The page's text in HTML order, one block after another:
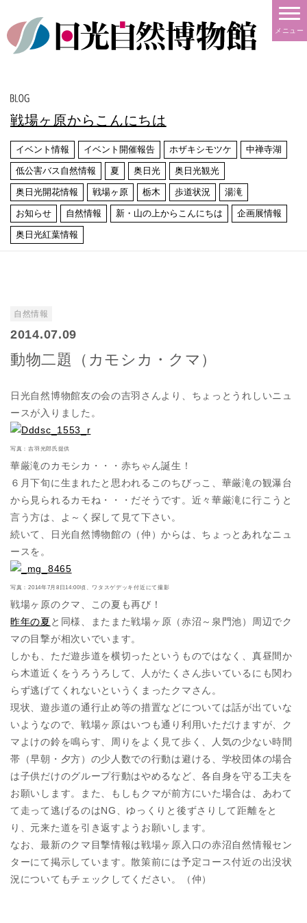
メニュー
戦場ヶ原からこんにちは
イベント情報 イベント開催報告 ホザキシモツケ 中禅寺湖
低公害バス自然情報 夏 奥日光 奥日光観光
奥日光開花情報 戦場ヶ原 栃木 歩道状況 湯滝
お知らせ 自然情報 新・山の上からこんにちは 企画展情報
奥日光紅葉情報
自然情報
2014.07.09
動物二題（カモシカ・クマ）
日光自然博物館友の会の吉羽さんより、ちょっとうれしいニュ
ースが入りました。
写真：吉羽光郎氏提供
華厳滝のカモシカ・・・赤ちゃん誕生！
６月下旬に生まれたと思われるこのちびっこ、華厳滝の観瀑台
から見られるカモね・・・だそうです。近々華厳滝に行こうと
言う方は、よ～く探して見て下さい。
続いて、日光自然博物館の（仲）からは、ちょっとあれなニュ
ースを。
写真：2014年7月8日14:00頃、ワタスゲデッキ付近にて撮影
戦場ヶ原のクマ、この夏も再び！
昨年の夏 と同様、またまた戦場ヶ原（赤沼～泉門池）周辺でク
マの目撃が相次いでいます。
しかも、ただ遊歩道を横切ったというものではなく、真昼間か
ら木道近くをうろうろして、人がたくさん歩いているにも関わ
らず逃げてくれないというくまったクマさん。
現状、遊歩道の通行止め等の措置などについては話が出ていな
いようなので、戦場ヶ原はいつも通り利用いただけますが、ク
マよけの鈴を鳴らす、周りをよく見て歩く、人気の少ない時間
帯（早朝・夕方）の少人数での行動は避ける、学校団体の場合
は子供だけのグループ行動はやめるなど、各自身を守る工夫を
お願いします。また、もしもクマが前方にいた場合は、あわて
て走って逃げるのはNG、ゆっくりと後ずさりして距離をと
り、元来た道を引き返すようお願いします。
なお、最新のクマ目撃情報は戦場ヶ原入口の赤沼自然情報セン
ターにて掲示しています。散策前には予定コース付近の出没状
況についてもチェックしてください。（仲）